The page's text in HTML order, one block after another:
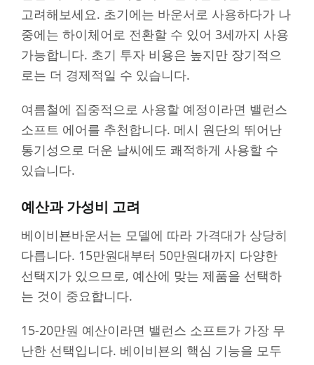
고려해보세요. 초기에는 바운서로 사용하다가 나
중에는 하이체어로 전환할 수 있어 3세까지 사용
가능합니다. 초기 투자 비용은 높지만 장기적으
로는 더 경제적일 수 있습니다.
여름철에 집중적으로 사용할 예정이라면 밸런스
소프트 에어를 추천합니다. 메시 원단의 뛰어난
통기성으로 더운 날씨에도 쾌적하게 사용할 수
있습니다.
예산과 가성비 고려
베이비뵨바운서는 모델에 따라 가격대가 상당히
다릅니다. 15만원대부터 50만원대까지 다양한
선택지가 있으므로, 예산에 맞는 제품을 선택하
는 것이 중요합니다.
15-20만원 예산이라면 밸런스 소프트가 가장 무
난한 선택입니다. 베이비뵨의 핵심 기능을 모두